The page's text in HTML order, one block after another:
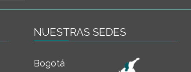
NUESTRAS SEDES
Bogotá